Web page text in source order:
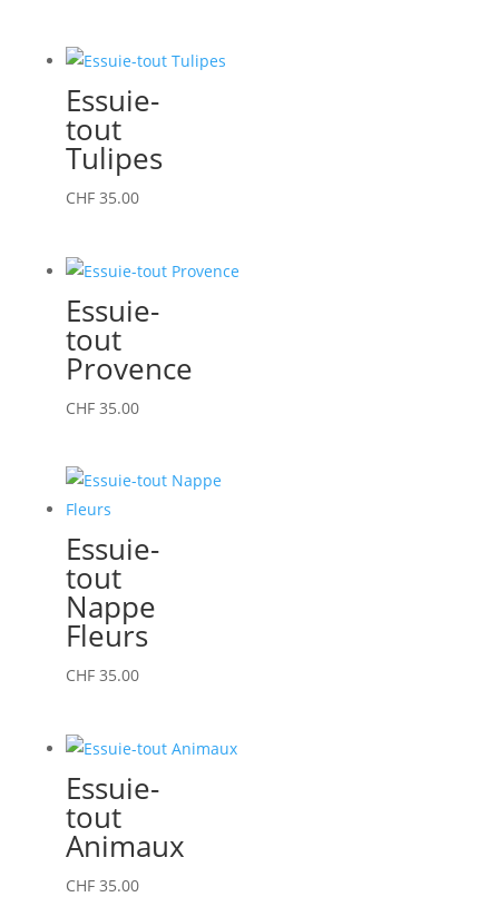
Essuie-
tout
Tulipes
CHF35.00
Essuie-
tout
Provence
CHF35.00
Essuie-
tout
Nappe
Fleurs
CHF35.00
Essuie-
tout
Animaux
CHF35.00